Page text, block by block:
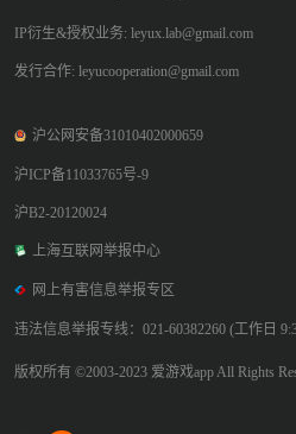
IP衍生&授权业务: leyux.lab@gmail.com
发行合作: leyucooperation@gmail.com
沪公网安备31010402000659
沪ICP备11033765号-9
沪B2-20120024
上海互联网举报中心
网上有害信息举报专区
违法信息举报专线：021-60382260 (工作日
版权所有 ©2003-2023 爱游戏app All Rights